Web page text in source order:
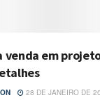
venda em
28 DE JANEIRO DE